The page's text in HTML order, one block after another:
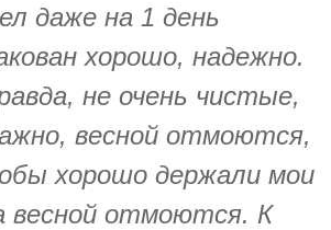
даже на 1 день
хорошо, надежно.
не очень чистые,
весной отмоются,
хорошо держали мои
весной отмоются. К